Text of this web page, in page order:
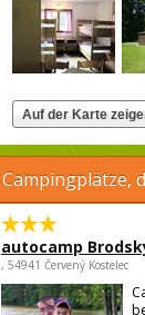
Campingplätze,
autocamp
, 54941 Červený Kostelec